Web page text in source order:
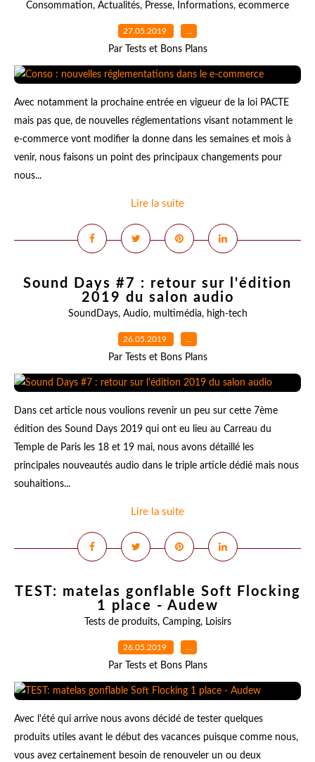
Consommation, Actualités, Presse, Informations, ecommerce
27.05.2019 …
Par Tests et Bons Plans
Avec notamment la prochaine entrée en vigueur de la loi PACTE
mais pas que, de nouvelles réglementations visant notamment le
e-commerce vont modifier la donne dans les semaines et mois à
venir, nous faisons un point des principaux changements pour
nous...
Lire la suite
Sound Days #7 : retour sur l'édition
2019 du salon audio
SoundDays, Audio, multimédia, high-tech
26.05.2019 …
Par Tests et Bons Plans
Dans cet article nous voulions revenir un peu sur cette 7ème
édition des Sound Days 2019 qui ont eu lieu au Carreau du
Temple de Paris les 18 et 19 mai, nous avons détaillé les
principales nouveautés audio dans le triple article dédié mais nous
souhaitions...
Lire la suite
TEST: matelas gonflable Soft Flocking
1 place - Audew
Tests de produits, Camping, Loisirs
26.05.2019 …
Par Tests et Bons Plans
Avec l'été qui arrive nous avons décidé de tester quelques
produits utiles avant le début des vacances puisque comme nous,
vous avez certainement besoin de renouveler un ou deux